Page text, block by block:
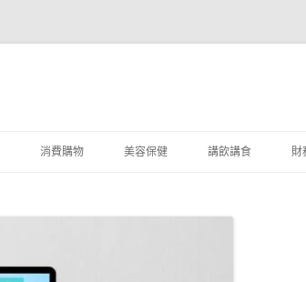
消費購物 美容保健 講飲講食 財